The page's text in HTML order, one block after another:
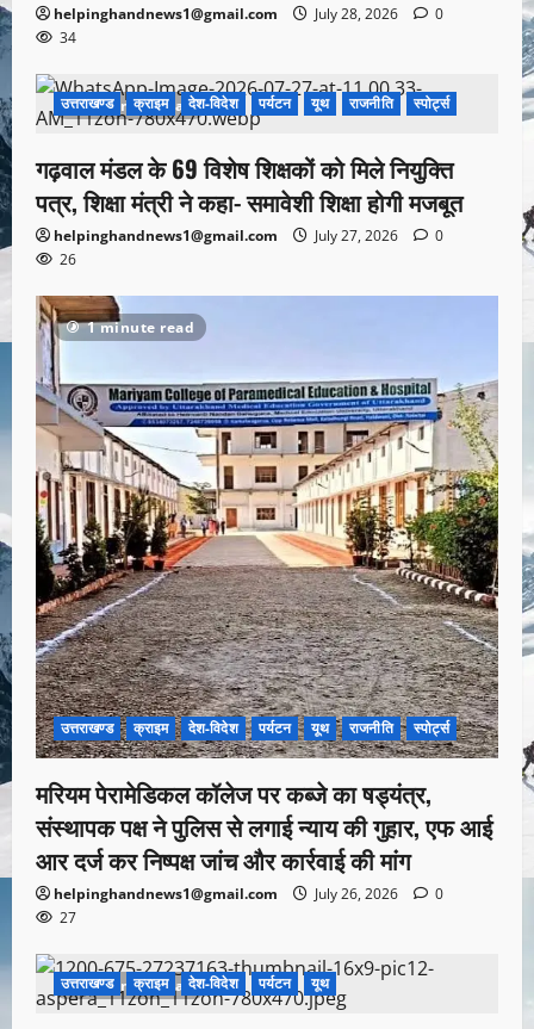
helpinghandnews1@gmail.com July 28, 2026
0
34
1 minute read
उत्तराखण्ड क्राइम देश-विदेश पर्यटन यूथ राजनीति स्पोर्ट्स
गढ़वाल मंडल के 69 विशेष शिक्षकों को मिले नियुक्ति
पत्र, शिक्षा मंत्री ने कहा- समावेशी शिक्षा होगी मजबूत
helpinghandnews1@gmail.com July 27, 2026
0
26
1 minute read
उत्तराखण्ड क्राइम देश-विदेश पर्यटन यूथ राजनीति स्पोर्ट्स
मरियम पेरामेडिकल कॉलेज पर कब्जे का षड्यंत्र,
संस्थापक पक्ष ने पुलिस से लगाई न्याय की गुहार, एफ आई
आर दर्ज कर निष्पक्ष जांच और कार्रवाई की मांग
helpinghandnews1@gmail.com July 26, 2026
0
27
1 minute read
उत्तराखण्ड क्राइम देश-विदेश पर्यटन यूथ